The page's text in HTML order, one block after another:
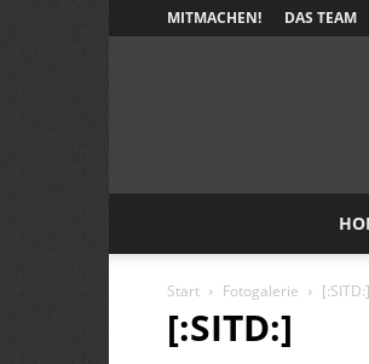
MITMACHEN! DAS TEAM
Start Fotogalerie [:SITD:]
[:SITD:]